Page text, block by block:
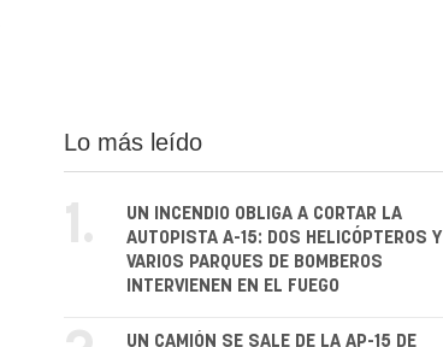
Lo más leído
1.
UN INCENDIO OBLIGA A CORTAR LA
AUTOPISTA A-15: DOS HELICÓPTEROS Y
VARIOS PARQUES DE BOMBEROS
INTERVIENEN EN EL FUEGO
UN CAMIÓN SE SALE DE LA AP-15 DE